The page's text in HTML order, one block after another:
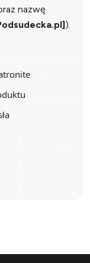
nazwę
).